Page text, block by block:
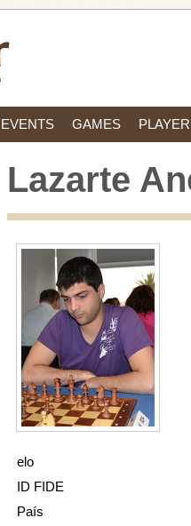
EVENTS GAMES
Lazarte
elo
ID FIDE
País